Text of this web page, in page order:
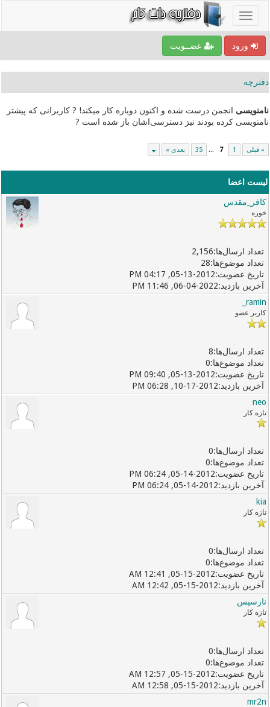
ورود عضــویت
دفترچه
نامنویسی انجمن درست شده و اکنون دوباره کار میکند! ? کاربرانی که پیشتر
نامنویسی کرده بودند نیز دسترسی‌اشان باز شده است ?
« قبلی 1
7
...
35 بعدی »
لیست اعضا
کافر_مقدس
خوره
2,156
28
05-13-2012, 04:17 PM
06-04-2022, 11:46 PM
ramin_
کاربر عضو
8
0
05-13-2012, 09:40 PM
10-17-2012, 06:28 PM
neo
تازه کار
0
0
05-14-2012, 06:24 PM
05-14-2012, 06:24 PM
kia
تازه کار
0
0
05-15-2012, 12:41 AM
05-15-2012, 12:42 AM
نارسیس
تازه کار
0
0
05-15-2012, 12:57 AM
05-15-2012, 12:58 AM
mr2n